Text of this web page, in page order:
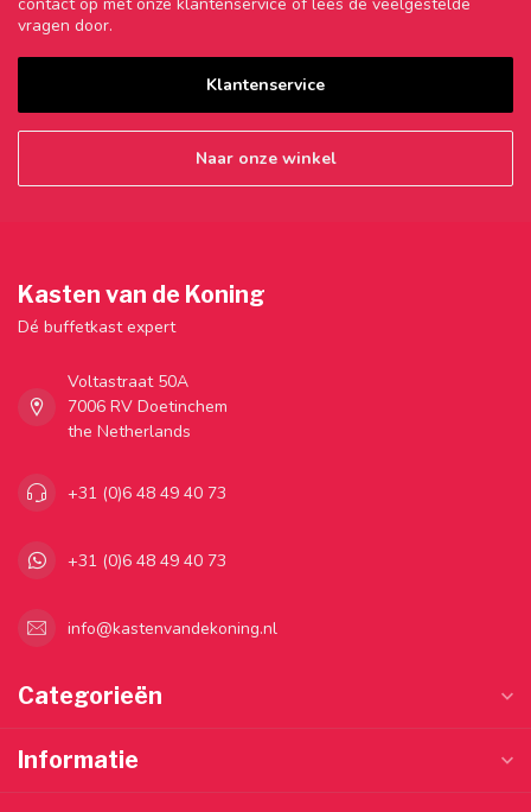
vragen door.
Klantenservice
Naar onze winkel
Kasten van de Koning
Dé buffetkast expert
Voltastraat 50A
7006 RV Doetinchem
the Netherlands
+31 (0)6 48 49 40 73
+31 (0)6 48 49 40 73
info@kastenvandekoning.nl
Categorieën
Informatie